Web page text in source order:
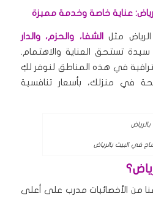
عناية خاصة وخدمة مميزة
مثل
الشفا، والحزم، والدار
تستحق العناية والاهتمام.
في هذه المناطق لنوفر لكِ
في منزلك، بأسعار تنافسية
في البيت بالرياض
من الأخصائيات مدرب على أعلى